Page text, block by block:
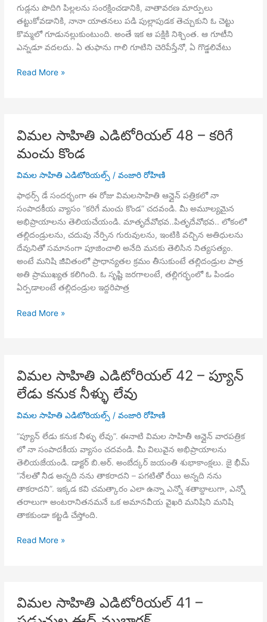
గుడ్లను పొదిగి పిల్లలను సంరక్షించడానికి, వాతావరణ మార్పులు
తట్టుకోవడానికి, నానా యాతనలు పడి పుల్లాపుడక తెచ్చుకుని ఓ చెట్టు
కొమ్మలో గూడునల్లుకుంటుంది. అంతే ఇక ఆ పక్షికి నిశ్చింత. ఆ గూటీని
ఎన్నడూ వదలదు. ఏ తుఫాను గాలి గూటిని చెరిపేస్తేనో, ఏ గొడ్డలివేటు
విమల
చెదురుతున్న
గూళ్ళు
Read More »
విమల సాహితి ఎడిటోరియల్ 48 – కరిగే
మంచు కొండ
విమల సాహితి ఎడిటోరియల్స్ / వంజారి రోహిణి
ఫాథర్స్ డే సందర్భంగా ఈ రోజు విమలసాహితి ఆన్లైన్ పత్రికలో నా
సంపాదకీయ వ్యాసం “కరిగే మంచు కొండ” చదవండి. మీ అమూల్యమైన
అభిప్రాయాలను తెలియచేయండి. మాతృదేవోభవ..పితృదేవోభవ.. లోకంలో
తల్లిదండ్రులను, చదువు నేర్పిన గురువులను, ఇంటికి వచ్చిన అతిధులను
దేవునితో సమానంగా పూజించాలి అనేది మనకు తెలిసిన నిత్యసత్యం.
అంటే మనిషి జీవితంలో ప్రాధాన్యతల క్రమం తీసుకుంటే తల్లిదండ్రుల పాత్ర
అతి ప్రాముఖ్యత కలిగింది. ఓ సృష్టి జరగాలంటే, తల్లిగర్భంలో ఓ పిండం
ఏర్పడాలంటే తల్లిదండ్రుల ఇద్దరిపాత్ర
విమల
కరిగే
మంచు
Read More »
విమల సాహితి ఎడిటోరియల్ 42 – ప్యూన్
లేడు కనుక నీళ్ళు లేవు
విమల సాహితి ఎడిటోరియల్స్ / వంజారి రోహిణి
“ప్యూన్ లేడు కనుక నీళ్ళు లేవు”. ఈనాటి విమల సాహితీ ఆన్లైన్ వారపత్రిక
లో నా సంపాదకీయ వ్యాసం చదవండి. మీ విలువైన అభిప్రాయాలను
తెలియజేయండి. డాక్టర్ బి.అర్. అంబేద్కర్ జయంతి శుభాకాంక్షలు. జై భీమ్
“నేలతో నీడ అన్నది నను తాకరాదని – పగటితో రేయి అన్నది నను
తాకరాదని”. ఇక్కడ కవి చమత్కారం ఎలా ఉన్నా ఎన్నో శతాబ్దాలుగా, ఎన్నో
తరాలుగా అంటరానితనమనే ఒక అమానవీయ వైఖరి మనిషిని మనిషి
తాకకుండా కట్టడి చేస్తోంది.
విమల
ప్యూన్
లేడు
Read More »
విమల సాహితి ఎడిటోరియల్ 41 –